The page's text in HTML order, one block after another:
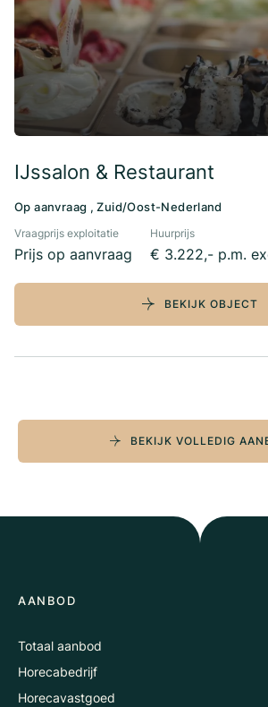
IJssalon & Restaurant
Op aanvraag , Zuid/Oost-Nederland
Vraagprijs exploitatie
Prijs op aanvraag
Huurprijs
€ 3.222,- p.m.
BEKIJK OBJECT
BEKIJK VOLLEDIG
AANBOD
Totaal aanbod
Horecabedrijf
Horecavastgoed